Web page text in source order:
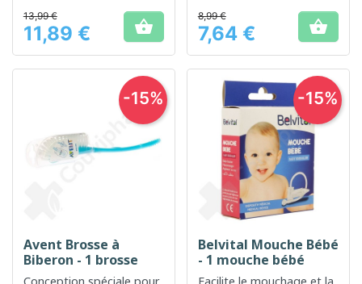
Prix
13,99 €
11,89 €  Prix
8,99 €
7,64 € 
Avent Brosse à
Biberon - 1 brosse
-15%
Belvital Mouche Bébé
- 1 mouche bébé
-15%